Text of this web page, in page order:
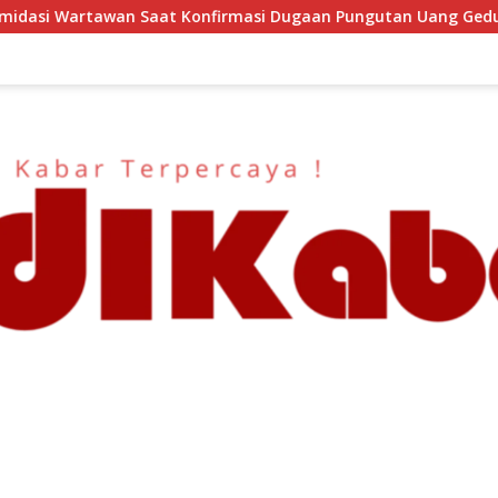
Dugaan Pungutan Uang Gedung, Anggota Komite SMAN